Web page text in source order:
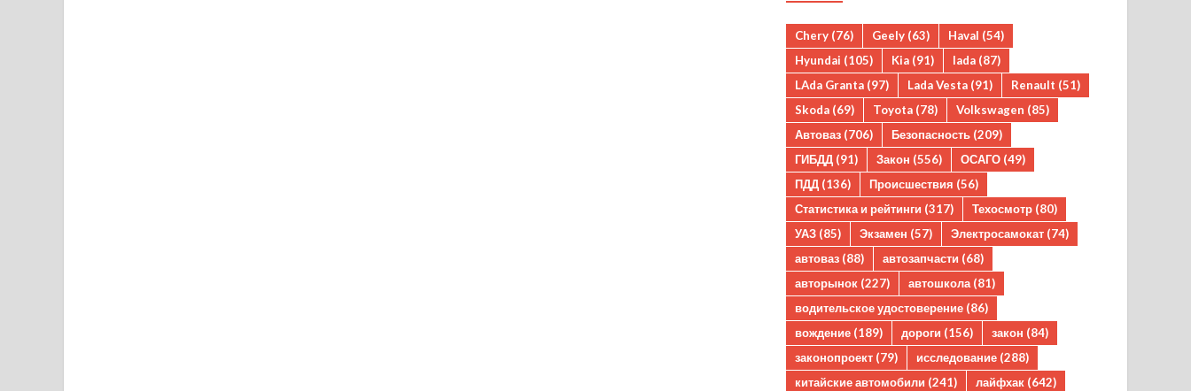
Chery (76) Geely (63) Haval (54)
Hyundai (105) Kia (91) lada (87)
LAda Granta (97) Lada Vesta (91) Renault (51)
Skoda (69) Toyota (78) Volkswagen (85)
Автоваз (706) Безопасность (209)
ГИБДД (91) Закон (556) ОСАГО (49)
ПДД (136) Происшествия (56)
Статистика и рейтинги (317) Техосмотр (80)
УАЗ (85) Экзамен (57) Электросамокат (74)
автоваз (88) автозапчасти (68)
авторынок (227) автошкола (81)
водительское удостоверение (86)
вождение (189) дороги (156) закон (84)
законопроект (79) исследование (288)
китайские автомобили (241) лайфхак (642)